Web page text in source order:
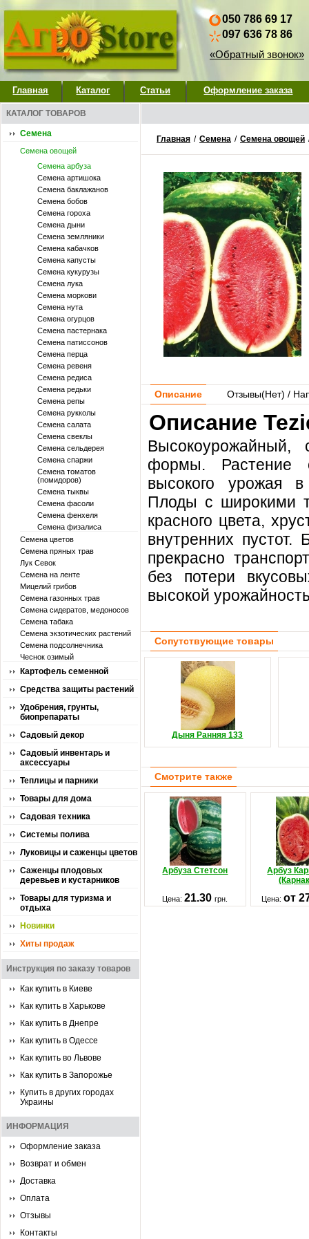
050 786 69 17
097 636 78 86
«Обратный звонок»
Главная Каталог Статьи Оформление заказа
КАТАЛОГ ТОВАРОВ
Семена
Семена овощей
Семена арбуза
Семена артишока
Семена баклажанов
Семена бобов
Семена гороха
Семена дыни
Семена земляники
Семена кабачков
Семена капусты
Семена кукурузы
Семена лука
Семена моркови
Семена нута
Семена огурцов
Семена пастернака
Семена патиссонов
Семена перца
Семена ревеня
Семена редиса
Семена редьки
Семена репы
Семена рукколы
Семена салата
Семена свеклы
Семена сельдерея
Семена спаржи
Семена томатов
(помидоров)
Семена тыквы
Семена фасоли
Семена фенхеля
Семена физалиса
Семена цветов
Семена пряных трав
Лук Севок
Семена на ленте
Мицелий грибов
Семена газонных трав
Семена сидератов, медоносов
Семена табака
Семена экзотических растений
Семена подсолнечника
Чеснок озимый
Картофель семенной
Средства защиты растений
Удобрения, грунты,
биопрепараты
Садовый декор
Садовый инвентарь и
аксессуары
Теплицы и парники
Товары для дома
Садовая техника
Системы полива
Луковицы и саженцы цветов
Саженцы плодовых
деревьев и кустарников
Товары для туризма и
отдыха
Новинки
Хиты продаж
Инструкция по заказу товаров
Как купить в Киеве
Как купить в Харькове
Как купить в Днепре
Как купить в Одессе
Как купить во Львове
Как купить в Запорожье
Купить в других городах
Украины
ИНФОРМАЦИЯ
Оформление заказа
Возврат и обмен
Доставка
Оплата
Отзывы
Контакты
Главная / Семена / Семена овощей
Описание Отзывы(Нет) /
Описание
Высокоурожайный,
формы. Растение
высокого урожая в
Плоды с широкими
красного цвета,
внутренних пустот.
прекрасно
без потери
высокой
Сопутствующие товары
Дыня Ранняя 133
Смотрите также
Арбуза Стетсон
Арбуз
Цена:21.30грн. Цена: от